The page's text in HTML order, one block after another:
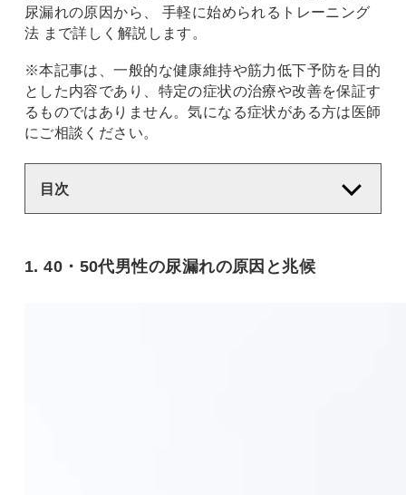
尿漏れの原因から、 手軽に始められるトレーニング
法 まで詳しく解説します。
※本記事は、一般的な健康維持や筋力低下予防を目的
とした内容であり、特定の症状の治療や改善を保証す
るものではありません。気になる症状がある方は医師
にご相談ください。
目次
1. 40・50代男性の尿漏れの原因と兆候